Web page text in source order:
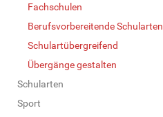
Fachschulen
Berufsvorbereitende Schularten
Schulartübergreifend
Übergänge gestalten
Schularten
Sport